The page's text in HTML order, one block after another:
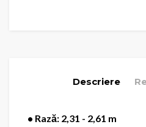
Descriere
• Rază: 2,31 - 2,61 m